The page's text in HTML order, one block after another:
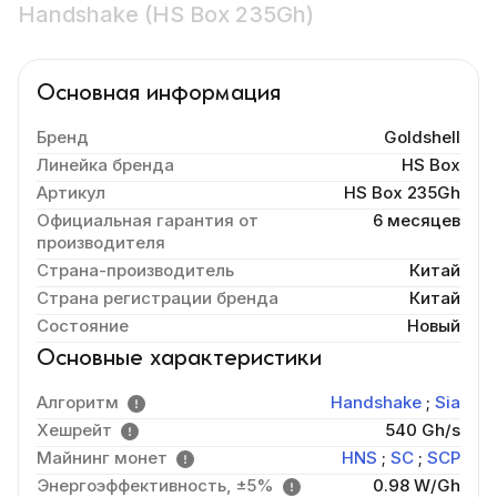
Handshake (HS Box 235Gh)
Основная информация
Бренд
Goldshell
Линейка бренда
HS Box
Артикул
HS Box 235Gh
Официальная гарантия от
производителя
6 месяцев
Страна-производитель
Китай
Страна регистрации бренда
Китай
Состояние
Новый
Основные характеристики
Алгоритм Handshake ; Sia
Хешрейт
540 Gh/s
Майнинг монет
HNS ; SC ; SCP
Энергоэффективность, ±5%
0.98 W/Gh